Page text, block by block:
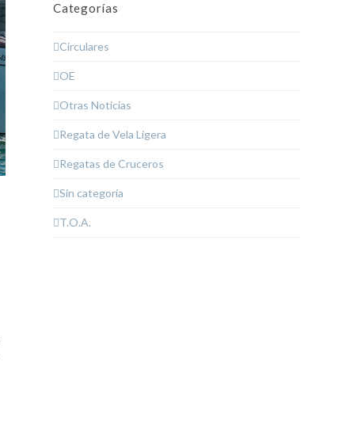
Categorías
Circulares
OE
Otras Noticias
Regata de Vela Ligera
Regatas de Cruceros
Sin categoría
T.O.A.